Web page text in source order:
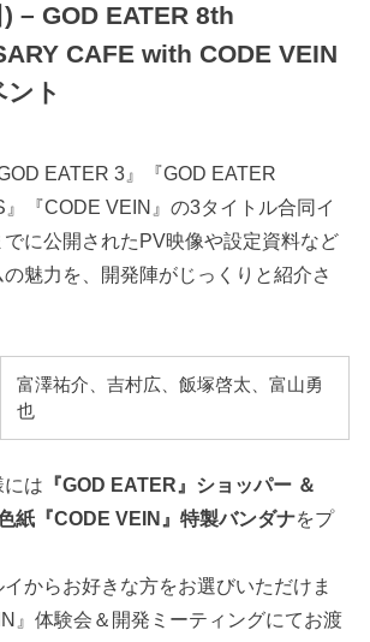
– GOD EATER 8th
CAFE with CODE VEIN
ント
EATER 3』『GOD EATER
『CODE VEIN』の3タイトル合同イ
に公開されたPV映像や設定資料など
魅力を、開発陣がじっくりと紹介さ
富澤祐介、吉村広、飯塚啓太、富山勇
也
には 『GOD EATER』ショッパー ＆
紙『CODE VEIN』特製バンダナをプ
からお好きな方をお選びいただけま
』体験会＆開発ミーティングにてお渡